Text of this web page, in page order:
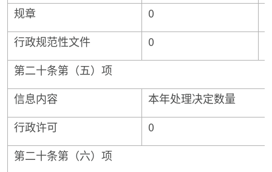
规章 0
行政规范性文件
0
第二十条第（五）项
信息内容
本年处理决定数量
行政许可
0
第二十条第（六）项